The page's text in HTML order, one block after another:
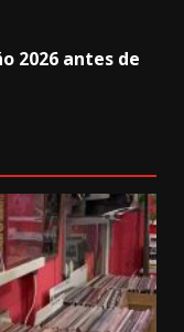
2026 antes de